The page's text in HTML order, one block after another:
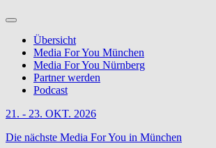
Übersicht
Media For You München
Media For You Nürnberg
Partner werden
Podcast
21. - 23. OKT. 2026
Die nächste Media For You in München